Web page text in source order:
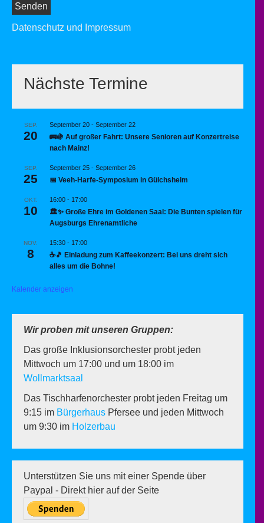
Datenschutz und Impressum
Nächste Termine
SEP.
20
September 20 - September 22
🚌🍇 Auf großer Fahrt: Unsere Senioren auf Konzertreise
nach Mainz!
SEP.
25
September 25 - September 26
📅 Veeh-Harfe-Symposium in Gülchsheim
OKT.
10
16:00 - 17:00
🏛️✨ Große Ehre im Goldenen Saal: Die Bunten spielen für
Augsburgs Ehrenamtliche
NOV.
8
15:30 - 17:00
☕🎵 Einladung zum Kaffeekonzert: Bei uns dreht sich
alles um die Bohne!
Kalender anzeigen
Wir proben mit unseren Gruppen:
Das große Inklusionsorchester probt jeden
Mittwoch um 17:00 und um 18:00 im
Wollmarktsaal
Das Tischharfenorchester probt jeden Freitag um
9:15 im Bürgerhaus Pfersee und jeden Mittwoch
um 9:30 im Holzerbau
Unterstützen Sie uns mit einer Spende über
Paypal - Direkt hier auf der Seite